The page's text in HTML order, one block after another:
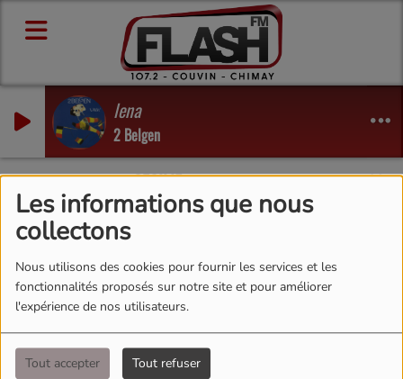
Les informations que nous
collectons
Nous utilisons des cookies pour fournir les services et les
fonctionnalités proposés sur notre site et pour améliorer
l'expérience de nos utilisateurs.
Tout accepter Tout refuser
lena
2 Belgen
encore ! CECILIE- Merci beaucoup d'avoir joué à